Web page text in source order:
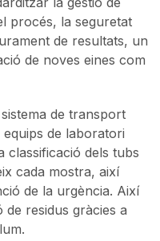
procés, la seguretat
de resultats, un
de noves eines com
de transport
de laboratori
classificació dels tubs
cada mostra, així
de la urgència. Així
residus gràcies a